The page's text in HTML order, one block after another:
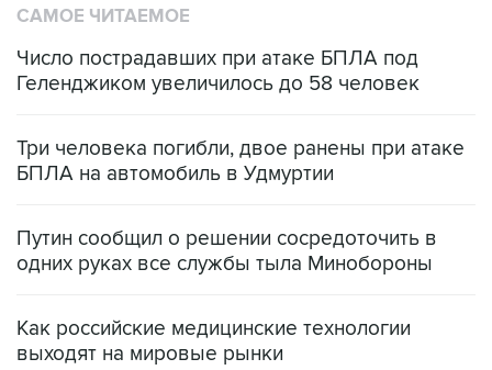
САМОЕ ЧИТАЕМОЕ
Число пострадавших при атаке БПЛА под
Геленджиком увеличилось до 58 человек
Три человека погибли, двое ранены при атаке
БПЛА на автомобиль в Удмуртии
Путин сообщил о решении сосредоточить в
одних руках все службы тыла Минобороны
Как российские медицинские технологии
выходят на мировые рынки